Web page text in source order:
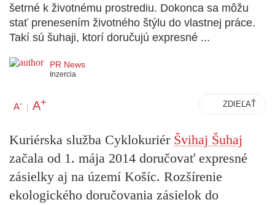
šetrné k životnému prostrediu. Dokonca sa môžu
stať prenesením životného štýlu do vlastnej práce.
Takí sú šuhaji, ktorí doručujú expresné ...
PR News
Inzercia
A- | A+ ZDIEĽAŤ
Kuriérska služba Cyklokuriér Švihaj Šuhaj
začala od 1. mája 2014 doručovať expresné
zásielky aj na území Košíc. Rozšírenie
ekologického doručovania zásielok do